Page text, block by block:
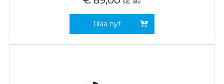
Tilaa nyt